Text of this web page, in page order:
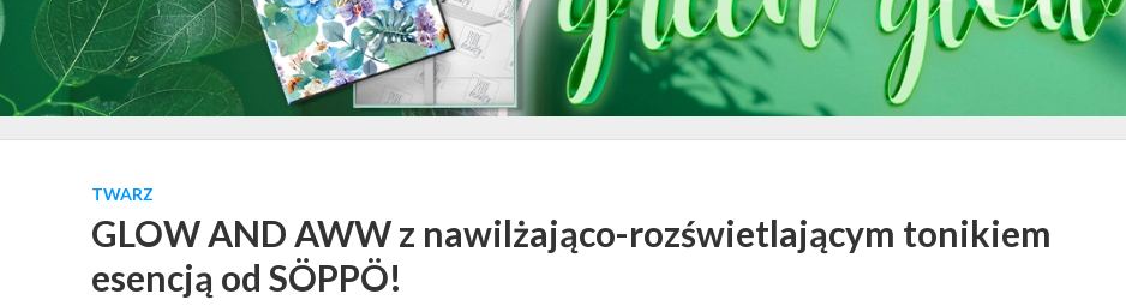
TWARZ
GLOW AND AWW z nawilżająco-rozświetlającym tonikiem
esencją od SÖPPÖ!